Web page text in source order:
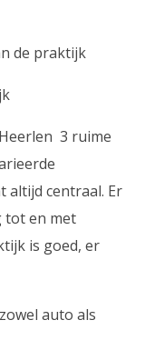
de praktijk
3 ruime
altijd centraal. Er
tot en met
is goed, er
auto als